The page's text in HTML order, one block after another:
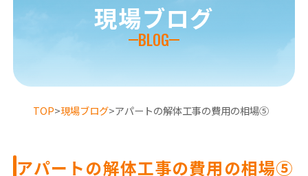
現場ブログ
BLOG
TOP>現場ブログ>アパートの解体工事の費用の相場⑤
アパートの解体工事の費用の相場⑤